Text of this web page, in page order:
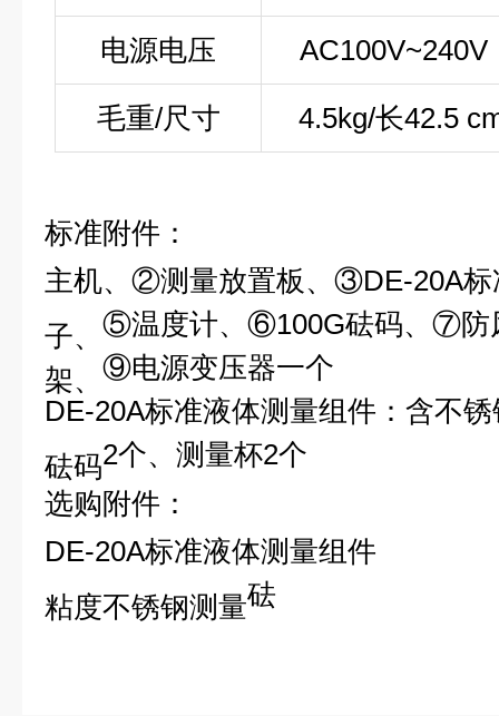
电源电压
毛重/尺寸 4.5kg/长42.5
标准附件：
主机、 ②测量放置板、 ③DE-20A
子、 ⑤温度计、 ⑥100G砝码、 ⑦
架、 ⑨电源变压器一个
DE-20A标准液体测量组件：含不
砝码 2个、测量杯2个
选购附件：
DE-20A标准液体测量组件
粘度不锈钢测量砝